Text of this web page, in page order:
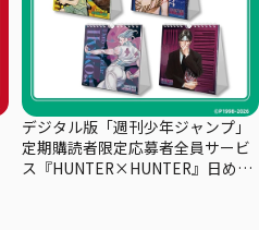
デジタル版「週刊少年ジャンプ」
定期購読者限定応募者全員サービ
ス『HUNTER×HUNTER』日めく